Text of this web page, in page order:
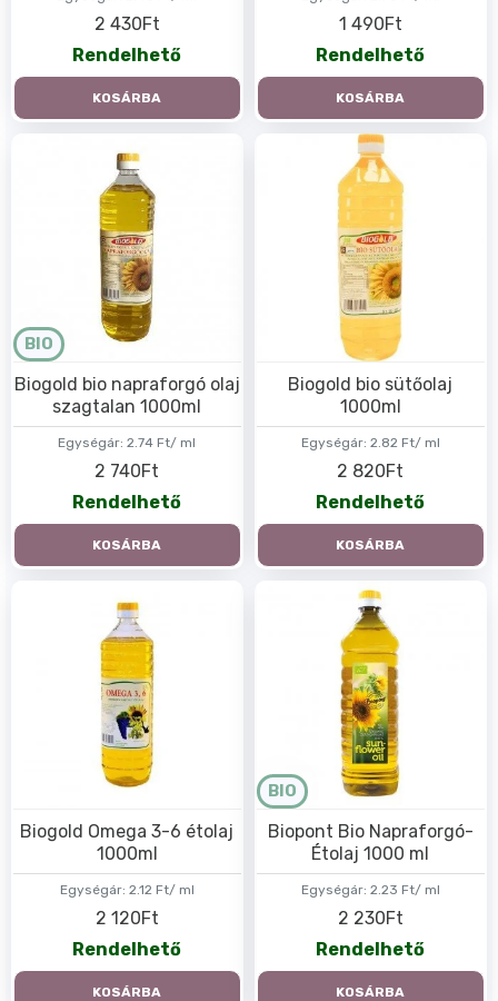
2 430Ft
Rendelhető
KOSÁRBA
1 490Ft
Rendelhető
KOSÁRBA
BIO
Egységár: 2.74 Ft/ ml
Biogold bio napraforgó olaj
szagtalan 1000ml
2 740Ft
Rendelhető
KOSÁRBA
Egységár: 2.82 Ft/ ml
Biogold bio sütőolaj
1000ml
2 820Ft
Rendelhető
KOSÁRBA
Egységár: 2.12 Ft/ ml
Biogold Omega 3-6 étolaj
1000ml
2 120Ft
Rendelhető
KOSÁRBA
BIO
Egységár: 2.23 Ft/ ml
Biopont Bio Napraforgó-
Étolaj 1000 ml
2 230Ft
Rendelhető
KOSÁRBA